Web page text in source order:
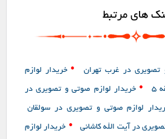
های مرتبط
تصویری در غرب تهران • خریدار لوازم
5
• خریدار لوازم صوتی و تصویری در
لوازم صوتی و تصویری در سولقان
در آیت الله کاشانی • خریدار لوازم